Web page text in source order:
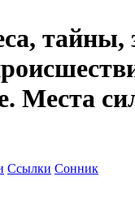
Места
Ссылки Сонник